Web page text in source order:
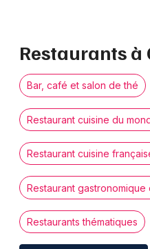
Restaurants à
Bar, café et salon de thé
Restaurant cuisine du
Restaurant cuisine
Restaurant gastronomique
Restaurants thématiques